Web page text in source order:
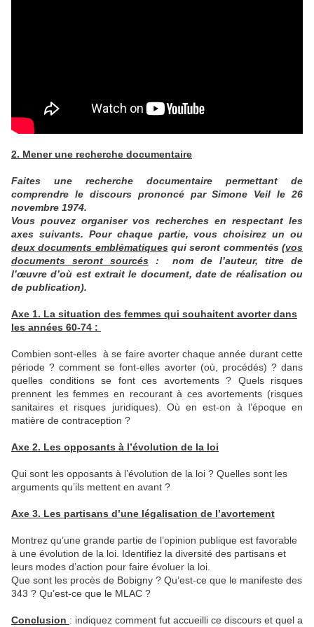
2. Mener une recherche documentaire
Faites une recherche documentaire permettant de
comprendre le discours prononcé par Simone Veil le 26
novembre 1974.
Vous pouvez organiser vos recherches en respectant les
axes suivants. Pour chaque partie, vous choisirez un ou
deux documents emblématiquesqui seront commentés (vos
documents seront sourcés: nom de l’auteur, titre de
l’œuvre d’où est extrait le document, date de réalisation ou
de publication).
Axe 1. La situation des femmes qui souhaitent avorter dans
les années 60-74 :
Combien sont-elles à se faire avorter chaque année durant cette
période ? comment se font-elles avorter (où, procédés) ? dans
quelles conditions se font ces avortements ? Quels risques
prennent les femmes en recourant à ces avortements (risques
sanitaires et risques juridiques). Où en est-on à l’époque en
matière de contraception ?
Axe 2. Les opposants à l’évolution de la loi
Qui sont les opposants à l’évolution de la loi ? Quelles sont les
arguments qu’ils mettent en avant ?
Axe 3. Les partisans d’une légalisation de l’avortement
Montrez qu’une grande partie de l’opinion publique est favorable
à une évolution de la loi. Identifiez la diversité des partisans et
leurs modes d’action pour faire évoluer la loi.
Que sont les procès de Bobigny ? Qu’est-ce que le manifeste des
343 ? Qu’est-ce que le MLAC ?
Conclusion : indiquez comment fut accueilli ce discours et quel a